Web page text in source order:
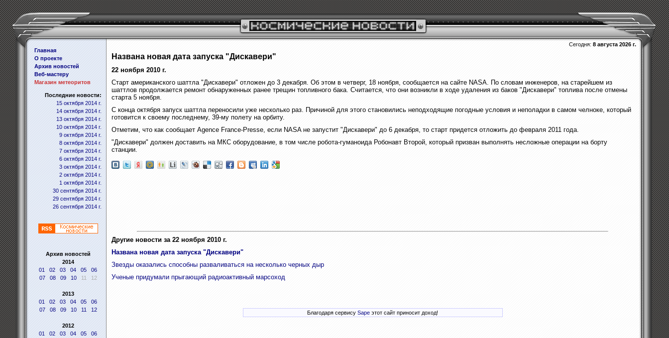
Главная
О проекте
Архив новостей
Веб-мастеру
Магазин метеоритов
Последние новости:
15 октября 2014 г.
14 октября 2014 г.
13 октября 2014 г.
10 октября 2014 г.
9 октября 2014 г.
8 октября 2014 г.
7 октября 2014 г.
6 октября 2014 г.
3 октября 2014 г.
2 октября 2014 г.
1 октября 2014 г.
30 сентября 2014 г.
29 сентября 2014 г.
26 сентября 2014 г.
Архив новостей
2014
01
02 03 04 05
06
07
08 09 10 11 12
2013
01
02 03 04 05
06
07
08 09 10 11 12
2012
01
02 03 04 05
06
Сегодня: 8 августа 2026 г.
Названа новая дата запуска "Дискавери"
22 ноября 2010 г.
Старт американского шаттла "Дискавери" отложен до 3 декабря. Об этом в четверг, 18 ноября, сообщается на сайте NASA. По словам инженеров, на старейшем из
шаттлов продолжается ремонт обнаруженных ранее трещин топливного бака. Считается, что они возникли в ходе удаления из баков "Дискавери" топлива после отмены
старта 5 ноября.
С конца октября запуск шаттла переносили уже несколько раз. Причиной для этого становились неподходящие погодные условия и неполадки в самом челноке, который
готовится к своему последнему, 39-му полету на орбиту.
Отметим, что как сообщает Agence France-Presse, если NASA не запустит "Дискавери" до 6 декабря, то старт придется отложить до февраля 2011 года.
"Дискавери" должен доставить на МКС оборудование, в том числе робота-гуманоида Робонавт Второй, который призван выполнять несложные операции на борту
станции.
Другие новости за 22 ноября 2010 г.
Названа новая дата запуска "Дискавери"
Звезды оказались способны разваливаться на несколько черных дыр
Ученые придумали прыгающий радиоактивный марсоход
Благодаря сервису Sape этот сайт приносит доход!